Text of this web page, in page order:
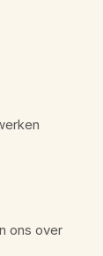
ons over